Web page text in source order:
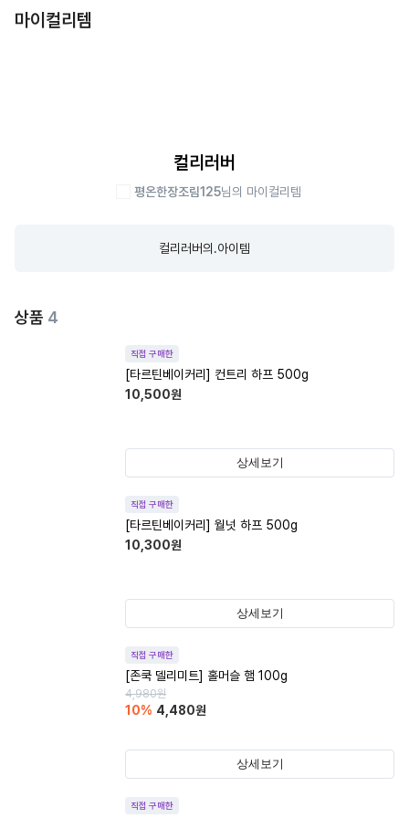
마이컬리템
컬리러버
평온한장조림125님의 마이컬리템
컬리러버의.아이템
상품 4
직접 구매한
[타르틴베이커리] 컨트리 하프 500g
10,500원
상세보기
직접 구매한
[타르틴베이커리] 월넛 하프 500g
10,300원
상세보기
직접 구매한
[존쿡 델리미트] 홀머슬 햄 100g
4,980원
10% 4,480원
상세보기
직접 구매한